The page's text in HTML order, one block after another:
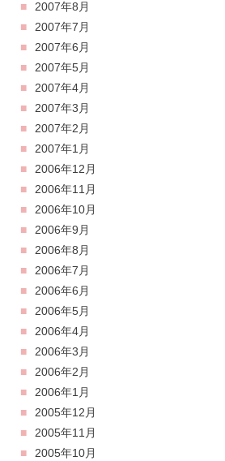
2007年8月
2007年7月
2007年6月
2007年5月
2007年4月
2007年3月
2007年2月
2007年1月
2006年12月
2006年11月
2006年10月
2006年9月
2006年8月
2006年7月
2006年6月
2006年5月
2006年4月
2006年3月
2006年2月
2006年1月
2005年12月
2005年11月
2005年10月